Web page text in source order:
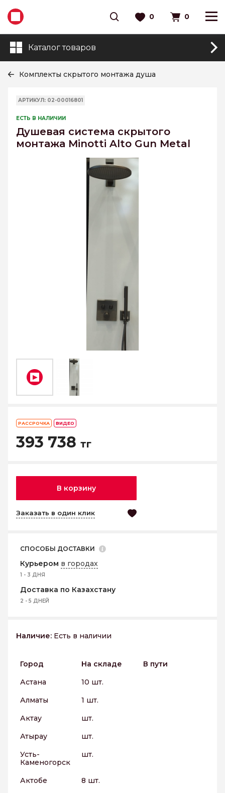
0 0
Каталог товаров
Комплекты скрытого монтажа душа
АРТИКУЛ: 02-00016801
ЕСТЬ В НАЛИЧИИ
Душевая система скрытого
монтажа Minotti Alto Gun Metal
РАССРОЧКА ВИДЕО
393 738 тг
В корзину
Заказать в один клик
СПОСОБЫ ДОСТАВКИ
Курьером в городах
1 - 3 ДНЯ
Доставка по Казахстану
2 - 5 ДНЕЙ
Наличие: Есть в наличии
Город На складе
В пути
Астана
10 шт.
Алматы
1 шт.
Актау
шт.
Атырау
шт.
Усть-
Каменогорск
шт.
Актобе
8 шт.